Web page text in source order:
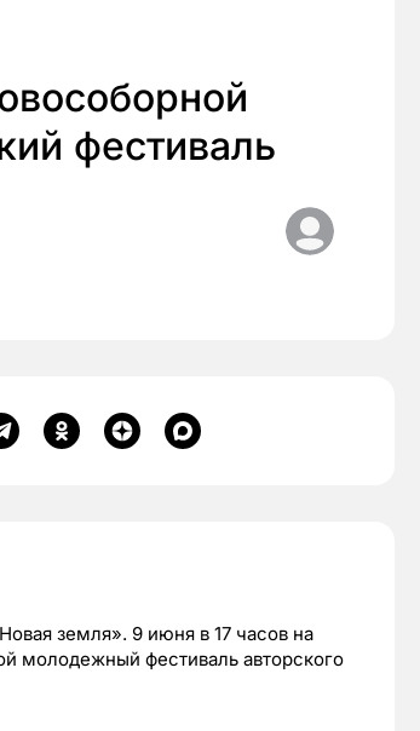
фестиваль
земля». 9 июня в 17 часов на
молодежный фестиваль авторского